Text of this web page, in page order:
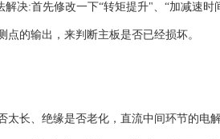
决:首先修改一下“转矩提升"、“加减速
的输出，来判断主板是否已经损坏。
太长、绝缘是否老化，直流中间环节的电